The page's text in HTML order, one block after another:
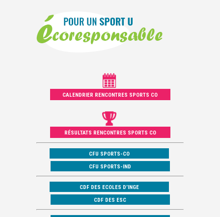
CALENDRIER RENCONTRES SPORTS CO
RÉSULTATS RENCONTRES SPORTS CO
CFU SPORTS-CO
CFU SPORTS-IND
CDF DES ECOLES D’INGE
CDF DES ESC